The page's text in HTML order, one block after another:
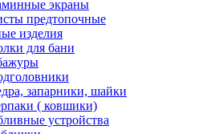
экраны
предтопочные
изделия
для бани
запарники, шайки
( ковшики)
устройства